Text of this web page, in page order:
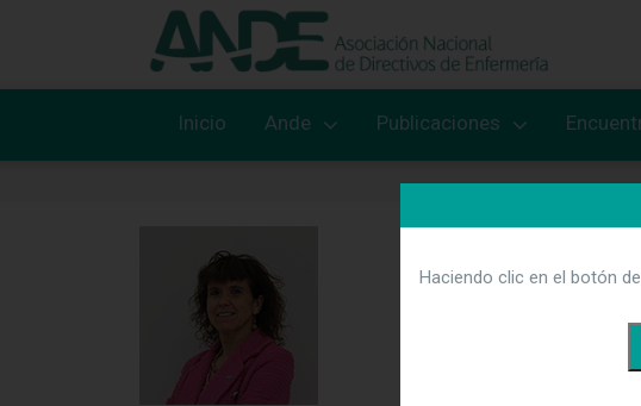
Inicio Ande Publicaciones
Haciendo clic en el botón